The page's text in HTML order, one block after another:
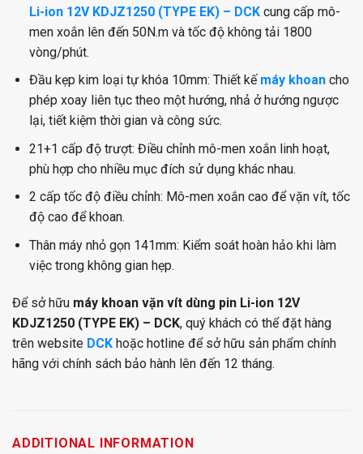
Li-ion 12V KDJZ1250 (TYPE EK) – DCKcung cấp mô-
men xoắn lên đến 50N.m và tốc độ không tải 1800
vòng/phút.
Đầu kẹp kim loại tự khóa 10mm: Thiết kế máy khoancho
phép xoay liên tục theo một hướng, nhả ở hướng ngược
lại, tiết kiệm thời gian và công sức.
21+1 cấp độ trượt: Điều chỉnh mô-men xoắn linh hoạt,
phù hợp cho nhiều mục đích sử dụng khác nhau.
2 cấp tốc độ điều chỉnh: Mô-men xoắn cao để vặn vít, tốc
độ cao để khoan.
Thân máy nhỏ gọn 141mm: Kiểm soát hoàn hảo khi làm
việc trong không gian hẹp.
Để sở hữu máy khoan vặn vít dùng pin Li-ion 12V
KDJZ1250 (TYPE EK) – DCK, quý khách có thể đặt hàng
trên website DCK hoặc hotline để sở hữu sản phẩm chính
hãng với chính sách bảo hành lên đến 12 tháng.
ADDITIONAL INFORMATION